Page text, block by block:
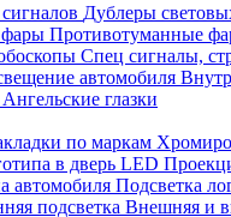
Дублеры
Противотуманные
Спец сигналы,
Ангельские глазки
LED
Подсветка
Внешняя и